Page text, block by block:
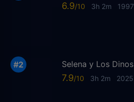
6.9 3h 2m 1997
Selena y Los Dinos
7.9 3h 2m 2025